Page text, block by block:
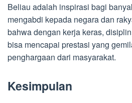
Beliau adalah inspirasi bagi
mengabdi kepada negara dan
bahwa dengan kerja keras,
bisa mencapai prestasi yang
penghargaan dari masyarakat.
Kesimpulan